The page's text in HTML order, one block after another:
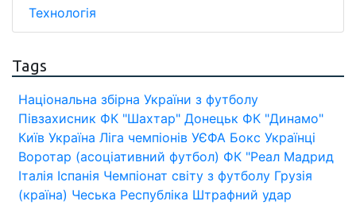
Технологія
Tags
Національна збірна України з футболу
Півзахисник ФК "Шахтар" Донецьк ФК "Динамо"
Київ Україна Ліга чемпіонів УЄФА Бокс Українці
Воротар (асоціативний футбол) ФК "Реал Мадрид
Італія Іспанія Чемпіонат світу з футболу Грузія
(країна) Чеська Республіка Штрафний удар